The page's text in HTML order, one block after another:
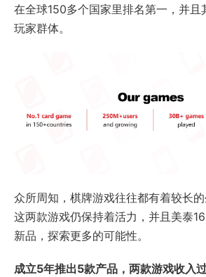
在全球150多个国家里排名第一，并且
玩家群体。
众所周知，棋牌游戏往往都有着较长的
这两款游戏仍保持着活力，并且美泰
新品，探索更多的可能性。
成立5年推出5款产品，两款游戏收入